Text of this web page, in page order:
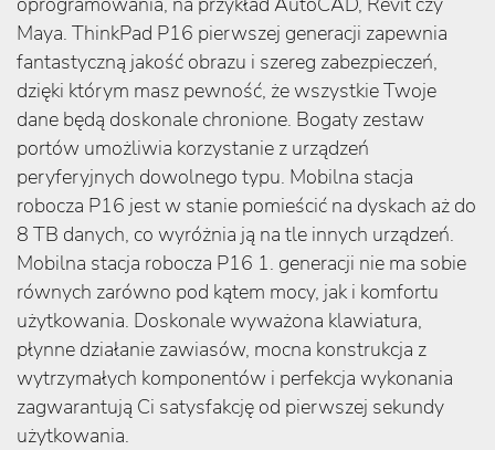
Maya. ThinkPad P16 pierwszej generacji zapewnia
fantastyczną jakość obrazu i szereg zabezpieczeń,
dzięki którym masz pewność, że wszystkie Twoje
dane będą doskonale chronione. Bogaty zestaw
portów umożliwia korzystanie z urządzeń
peryferyjnych dowolnego typu. Mobilna stacja
robocza P16 jest w stanie pomieścić na dyskach aż do
8 TB danych, co wyróżnia ją na tle innych urządzeń.
Mobilna stacja robocza P16 1. generacji nie ma sobie
równych zarówno pod kątem mocy, jak i komfortu
użytkowania. Doskonale wyważona klawiatura,
płynne działanie zawiasów, mocna konstrukcja z
wytrzymałych komponentów i perfekcja wykonania
zagwarantują Ci satysfakcję od pierwszej sekundy
użytkowania.